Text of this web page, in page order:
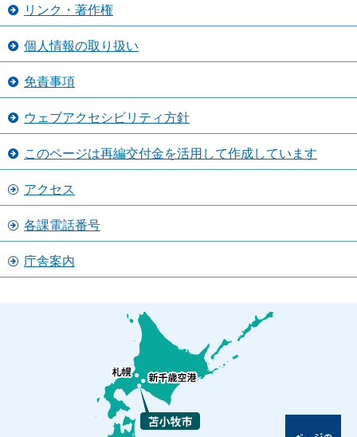
リンク・著作権
個人情報の取り扱い
免責事項
ウェブアクセシビリティ方針
このページは再編交付金を活用して作成しています
アクセス
各課電話番号
庁舎案内